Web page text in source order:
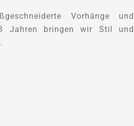
Vorhänge und
Jahren bringen wir Stil und